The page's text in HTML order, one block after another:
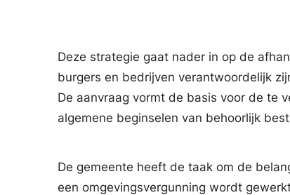
Deze strategie gaat nader in op de
burgers en bedrijven verantwoordelijk
De aanvraag vormt de basis voor de te
algemene beginselen van behoorlijk
De gemeente heeft de taak om de
een omgevingsvergunning wordt